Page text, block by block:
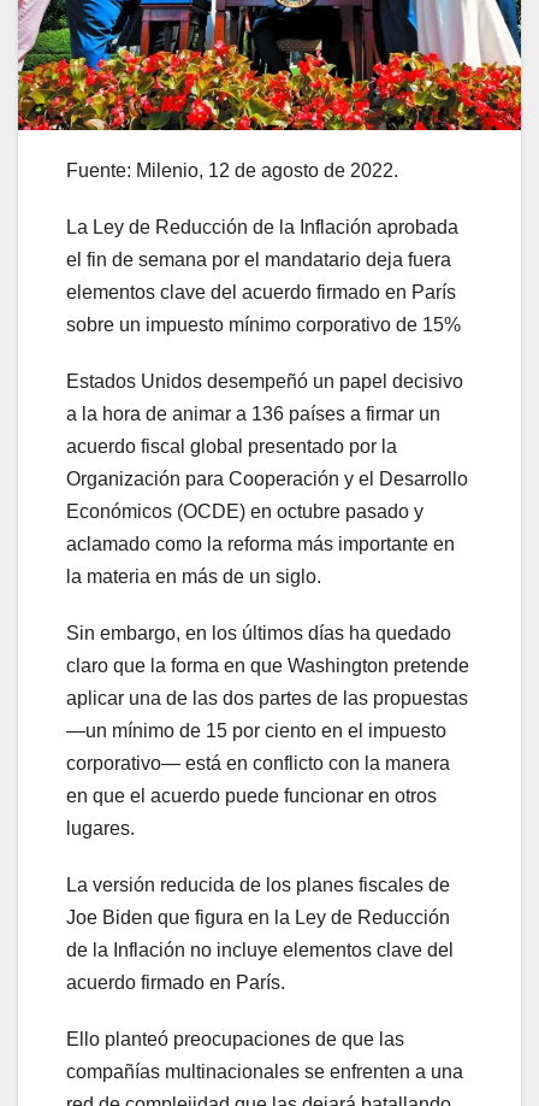
Fuente: Milenio, 12 de agosto de 2022.
La Ley de Reducción de la Inflación aprobada
el fin de semana por el mandatario deja fuera
elementos clave del acuerdo firmado en París
sobre un impuesto mínimo corporativo de 15%
Estados Unidos desempeñó un papel decisivo
a la hora de animar a 136 países a firmar un
acuerdo fiscal global presentado por la
Organización para Cooperación y el Desarrollo
Económicos (OCDE) en octubre pasado y
aclamado como la reforma más importante en
la materia en más de un siglo.
Sin embargo, en los últimos días ha quedado
claro que la forma en que Washington pretende
aplicar una de las dos partes de las propuestas
—un mínimo de 15 por ciento en el impuesto
corporativo— está en conflicto con la manera
en que el acuerdo puede funcionar en otros
lugares.
La versión reducida de los planes fiscales de
Joe Biden que figura en la Ley de Reducción
de la Inflación no incluye elementos clave del
acuerdo firmado en París.
Ello planteó preocupaciones de que las
compañías multinacionales se enfrenten a una